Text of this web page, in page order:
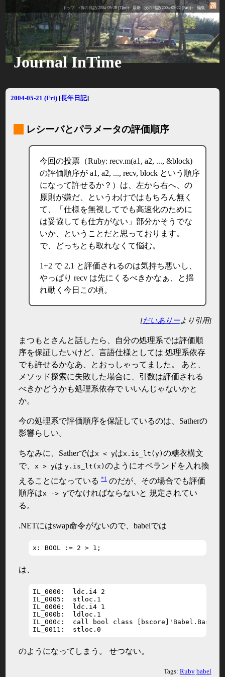
トップ «前の日記(2004-05-20 (Thu)) 最新 次の日記(2004-05-22 (Sat))» 編集
Journal InTime
2004-05-21 (Fri) [長年日記]
レシーバとパラメータの評価順序
今回の投票（Ruby: recv.m(a1, a2, ..., &block)
の評価順序が a1, a2, ..., recv, block という順序
になって許せるか？）は、左から右へ、の
原則が嫌だ、というわけではもちろん無く
て、「仕様を無視してでも高速化のために
は妥協しても仕方がない」部分かそうでな
いか、ということだと思っております。
で、どっちとも取れなくて悩む。
1+2 で 2,1 と評価されるのは気持ち悪いし、
やっぱり recv は先にくるべきかなぁ、と揺
れ動く今日この頃。
[だいありーより引用]
まつもとさんと話したら、自分の処理系では評価順
序を保証したいけど、言語仕様としては 処理系依存
でも許せるかなあ、とおっしゃってました。 あと、
メソッド探索に失敗した場合に、引数は評価される
べきかどうかも処理系依存で いいんじゃないかと
か。
今の処理系で評価順序を保証しているのは、Satherの
影響らしい。
ちなみに、Satherではx < yはx.is_lt(y)の糖衣構文
で、
x > yはy.is_lt(x)のようにオペランドを入れ換
えることになっている*1のだが、その場合でも評価
順序はx -> yでなければならないと 規定されてい
る。
.NETにはswap命令がないので、babelでは
x: BOOL := 2 > 1;
は、
IL_0000:  ldc.i4 2
IL_0005:  stloc.1
IL_0006:  ldc.i4 1
IL_000b:  ldloc.1
IL_000c:  call bool class
IL_0011:  stloc.0
のようになってしまう。 せつない。
Tags: Ruby babel